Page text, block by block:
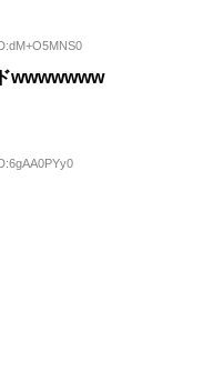
wwwwwww